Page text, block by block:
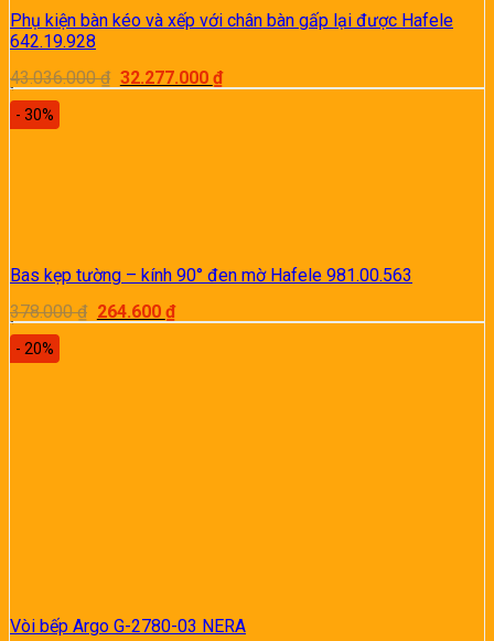
Phụ kiện bàn kéo và xếp với chân bàn gấp lại được Hafele
642.19.928
43.036.000₫ Giá
gốc
32.277.000 ₫Giá
hiện
- 30%
Bas kẹp tường – kính 90° đen mờ Hafele 981.00.563
378.000₫ Giá
gốc
264.600 ₫Giá
hiện
- 20%
Vòi bếp Argo G-2780-03 NERA